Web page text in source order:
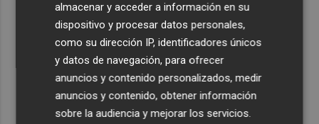
La movilidad el 12 de agosto podría duplicarse por el
eclipse con hasta 1,5 millones de desplazamientos
adicionales
almacenar y acceder a información en su
dispositivo y procesar datos personales,
como su dirección IP, identificadores únicos
y datos de navegación, para ofrecer
anuncios y contenido personalizados, medir
anuncios y contenido, obtener información
sobre la audiencia y mejorar los servicios.